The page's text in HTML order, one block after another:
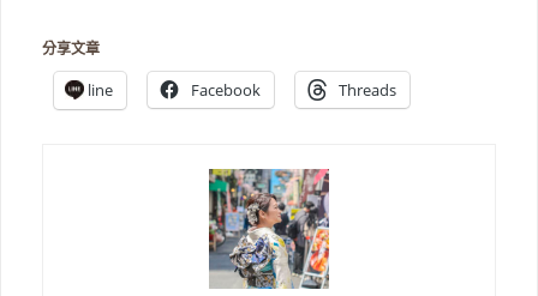
分享文章
line Facebook Threads